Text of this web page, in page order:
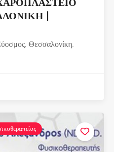
|
Θεσσαλονίκη,